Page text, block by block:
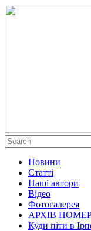
Новини
Статті
Наші автори
Відео
Фотогалерея
АРХІВ
Куди піти в